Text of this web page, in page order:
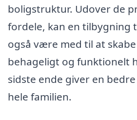
boligstruktur. Udover de
fordele, kan en tilbygning
også være med til at
behageligt og funktionelt
sidste ende giver en
hele familien.